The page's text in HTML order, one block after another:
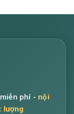
phí - nội
lượng